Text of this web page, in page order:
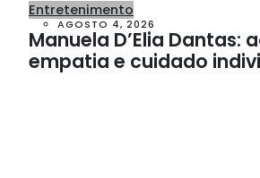
Entretenimento
AGOSTO 4, 2026
Manuela D’Elia Dantas:
empatia e cuidado